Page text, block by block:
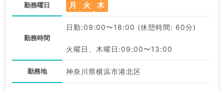
勤務曜日 月 火 木
勤務時間
日勤:09:00〜18:00 (休憩時間: 60分)
火曜日、木曜日:09:00〜13:00
勤務地 神奈川県横浜市港北区